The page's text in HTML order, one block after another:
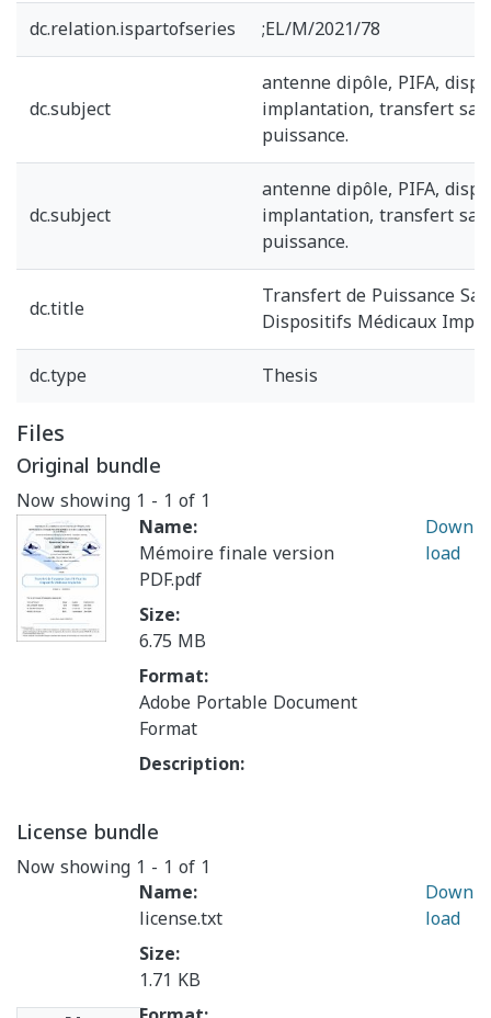
dc.relation.ispartofseries
;EL/M/2021/78
dc.subject
antenne dipôle, PIFA,
implantation, transfert
puissance.
dc.subject
antenne dipôle, PIFA,
implantation, transfert
puissance.
dc.title
Transfert de Puissance
Dispositifs Médicaux
dc.type
Thesis
Files
Original bundle
Now showing 1 - 1 of 1
Name:
Mémoire finale version
PDF.pdf
Size:
6.75 MB
Format:
Adobe Portable Document
Format
Description:
Down
load
License bundle
Now showing 1 - 1 of 1
Name:
license.txt
Size:
1.71 KB
Down
load